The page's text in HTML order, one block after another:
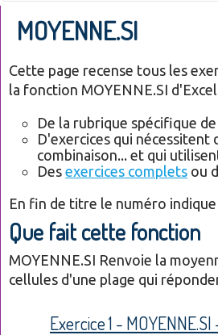
MOYENNE.SI
Cette page recense tous les
la fonction MOYENNE.SI
De la rubrique spécifique
D'exercices qui nécessitent
combinaison... et qui
Des exercices complets ou
En fin de titre le numéro
Que fait cette fonction
MOYENNE.SI Renvoie la
cellules d'une plage qui
Exercice 1 -